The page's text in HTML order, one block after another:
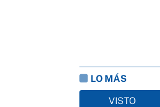
LO MÁS
VISTO